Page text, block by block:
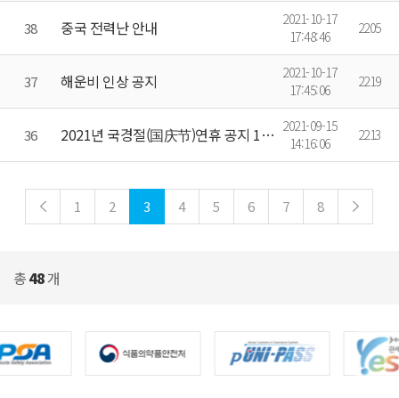
38 중국 전력난 안내
2021-10-17
17:48:46
2205
37 해운비 인상 공지
2021-10-17
17:45:06
2219
36 2021년 국경절(国庆节)연휴 공지 10/1-10/7(7일) 2021-09-15
14:16:06
2213
1 2 3 4 5 6 7 8
총48개